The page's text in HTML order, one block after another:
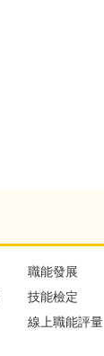
職能發展
技能檢定
線上職能評量